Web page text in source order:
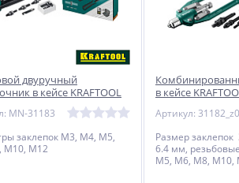
двуручный
в кейсе KRAFTOOL
М3 - М12, 380 мм
MN-31183
заклепок М3, М4, М5,
М10, М12
в кейсе
Артикул:
Размер заклепок
6.4 мм,
М5, М6, М8, М10,